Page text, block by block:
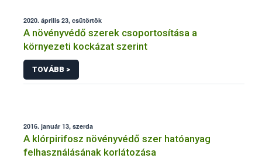
2020. április 23, csütörtök
A növényvédő szerek csoportosítása a
környezeti kockázat szerint
TOVÁBB >
2016. január 13, szerda
A klórpirifosz növényvédő szer hatóanyag
felhasználásának korlátozása